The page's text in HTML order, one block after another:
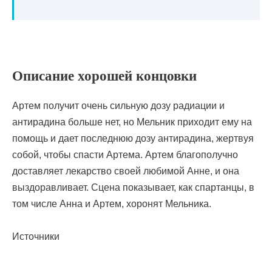
Описание хорошей концовки
Артем получит очень сильную дозу радиации и
антирадина больше нет, но Мельник приходит ему на
помощь и дает последнюю дозу антирадина, жертвуя
собой, чтобы спасти Артема. Артем благополучно
доставляет лекарство своей любимой Анне, и она
выздоравливает. Сцена показывает, как спартанцы, в
том числе Анна и Артем, хоронят Мельника.
Источники